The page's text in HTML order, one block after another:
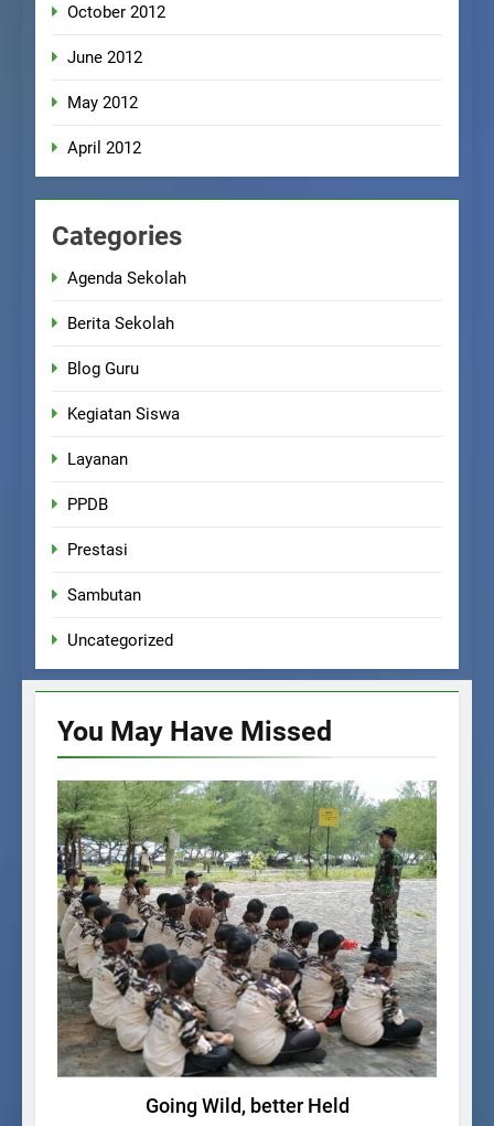
October 2012
June 2012
May 2012
April 2012
Categories
Agenda Sekolah
Berita Sekolah
Blog Guru
Kegiatan Siswa
Layanan
PPDB
Prestasi
Sambutan
Uncategorized
You May Have Missed
KEGIATAN SISWA
Going Wild, better Held